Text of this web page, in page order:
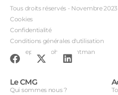
Tous droits réservés - Novembre 2023
Cookies
Confidentialité
Conditions générales d'utilisation
Conception : John Brightman
Le CMG
Qui sommes nous ?